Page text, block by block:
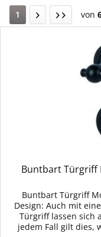
1 von
Buntbart Türgriff
Buntbart Türgriff
Design: Auch mit
Türgriff lassen sich
jedem Fall gilt dies,